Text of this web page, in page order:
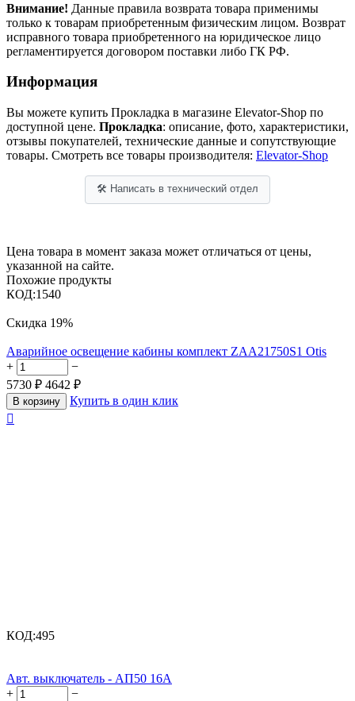
Внимание! Данные правила возврата товара применимы
только к товарам приобретенным физическим лицом. Возврат
исправного товара приобретенного на юридическое лицо
регламентируется договором поставки либо ГК РФ.
Информация
Вы можете купить Прокладка в магазине Elevator-Shop по
доступной цене. Прокладка: описание, фото, характеристики,
отзывы покупателей, технические данные и сопутствующие
товары. Смотреть все товары производителя: Elevator-Shop
🛠 Написать в технический отдел
Цена товара в момент заказа может отличаться от цены,
указанной на сайте.
Похожие продукты
КОД:1540
Скидка 19%
Аварийное освещение кабины комплект ZAA21750S1 Otis
+
−
5730 ₽ 4642 ₽
В корзину
Купить в один клик

КОД:495
Авт. выключатель - АП50 16А
+
−